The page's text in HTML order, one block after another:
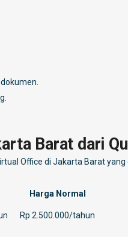
Barat dari
Office di Jakarta Barat
Harga Normal
Rp 2.500.000/tahun